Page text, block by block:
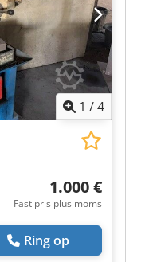
1 /4
1.000 €
Fast pris plus moms
Ring op